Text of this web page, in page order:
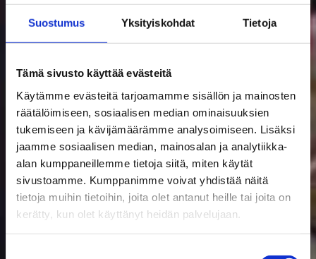
Suostumus Yksityiskohdat Tietoja
Tämä sivusto käyttää evästeitä
Käytämme evästeitä tarjoamamme sisällön ja mainosten
räätälöimiseen, sosiaalisen median ominaisuuksien
tukemiseen ja kävijämäärämme analysoimiseen. Lisäksi
jaamme sosiaalisen median, mainosalan ja analytiikka-
alan kumppaneillemme tietoja siitä, miten käytät
sivustoamme. Kumppanimme voivat yhdistää näitä
tietoja muihin tietoihin, joita olet antanut heille tai joita on
kerätty, kun olet käyttänyt heidän palvelujaan.